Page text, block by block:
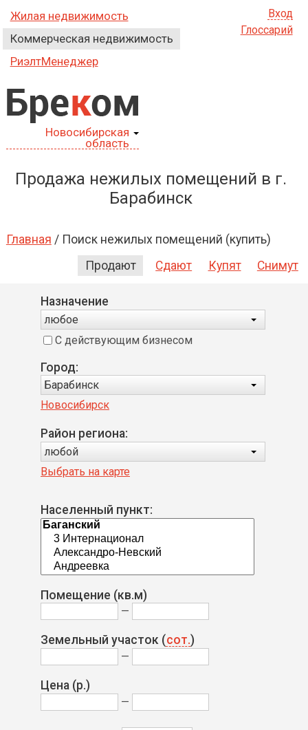
Жилая недвижимость
Коммерческая недвижимость
РиэлтМенеджер
Вход
Глоссарий
Бреком
Новосибирская
область
Продажа нежилых помещений в г.
Барабинск
Главная / Поиск нежилых помещений (купить)
Продают
Сдают Купят Снимут
Назначение
любое
С действующим бизнесом
Город:
Барабинск
Новосибирск
Район региона:
любой
Выбрать на карте
Населенный пункт:
Помещение (кв.м)
—
Земельный участок (сот.)
—
Цена (р.)
—